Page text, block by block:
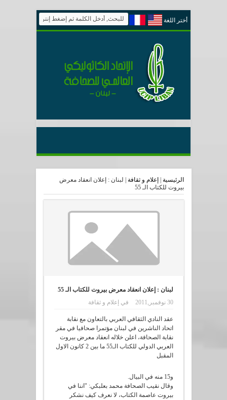
أختر اللغة
الرئيسية إعلام و ثقافة
لبنان : إعلان انعقاد معرض
بيروت للكتاب الـ 55
لبنان : إعلان انعقاد معرض بيروت للكتاب الـ 55
30 نوفمبر,2011
في إعلام و ثقافة
عقد النادي الثقافي العربي بالتعاون مع نقابة
اتحاد الناشرين في لبنان مؤتمرا صحافيا في مقر
نقابة الصحافة، اعلن خلاله انعقاد معرض بيروت
العربي الدولي للكتاب الـ55 ما بين 2 كانون الاول
المقبل
و15 منه في البيال.
وقال نقيب الصحافة محمد بعلبكي: "اننا في
بيروت عاصمة الكتاب، لا نعرف كيف نشكر